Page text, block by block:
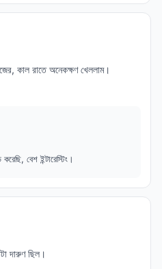
কাল রাতে অনেকক্ষণ খেললাম।
বেশ ইন্টারেস্টিং।
দারুণ ছিল।